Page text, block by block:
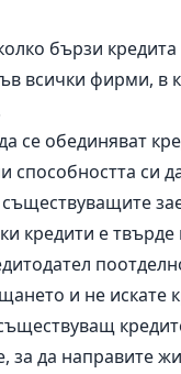
бързи
всички фирми, в
се обединяват
си
кредити е твърде
и не искате
за да направите